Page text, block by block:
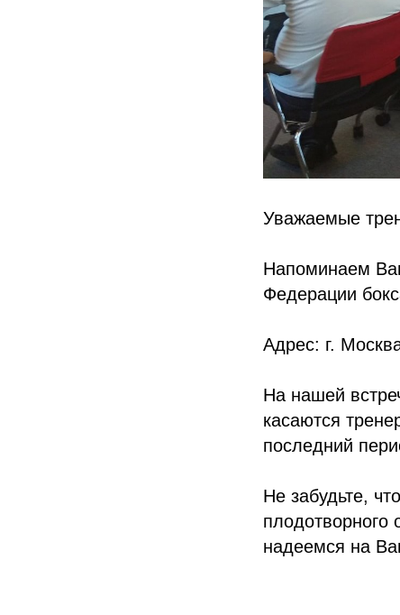
Уважаемые
Напоминаем
Федерации
Адрес: г.
На нашей
касаются
последний
Не забудьте,
надеемся на